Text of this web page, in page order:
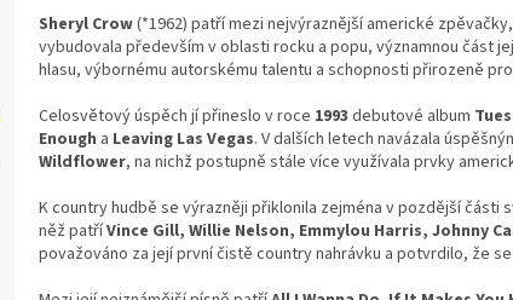
Sheryl Crow(*1962) patří mezi nejvýraznější americké
vybudovala především v oblasti rocku a popu, významnou část
hlasu, výbornému autorskému talentu a schopnosti přirozeně
Celosvětový úspěch jí přineslo v roce 1993 debutové album
Enough a Leaving Las Vegas. V dalších letech navázala
Wildflower, na nichž postupně stále více využívala prvky
K country hudbě se výrazněji přiklonila zejména v pozdější
něž patříVince Gill, Willie Nelson, Emmylou Harris, Johnny
považováno za její první čistě country nahrávku a potvrdilo, že